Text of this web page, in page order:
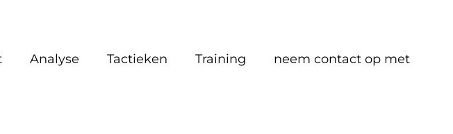
Analyse Tactieken Training neem contact op met